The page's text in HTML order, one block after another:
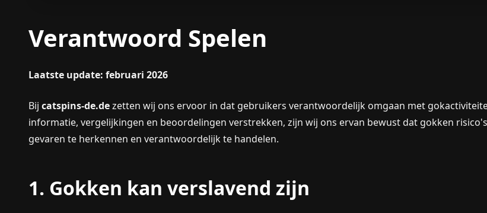
Verantwoord Spelen
Laatste update: februari 2026
Bij catspins-de.dezetten wij ons ervoor in dat gebruikers verantwoordelijk omgaan met
informatie, vergelijkingen en beoordelingen verstrekken, zijn wij ons ervan bewust dat gokken
gevaren te herkennen en verantwoordelijk te handelen.
1. Gokken kan verslavend zijn